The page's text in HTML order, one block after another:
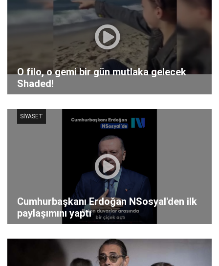
O filo, o gemi bir gün mutlaka gelecek
Shaded!
Cumhurbaşkanı Erdoğan NSosyal'den ilk
paylaşımını yaptı
SİYASET